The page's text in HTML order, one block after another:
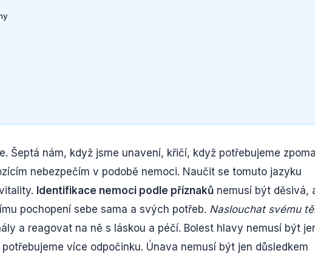
Šeptá nám, když jsme unavení, křičí, když potřebujeme
nebezpečím v podobě nemoci. Naučit se tomuto jazyku
Identifikace nemoci podle příznaků nemusí být děsivá,
pochopení sebe sama a svých potřeb. Naslouchat svému
a reagovat na ně s láskou a péčí. Bolest hlavy nemusí být
více odpočinku. Únava nemusí být jen důsledkem